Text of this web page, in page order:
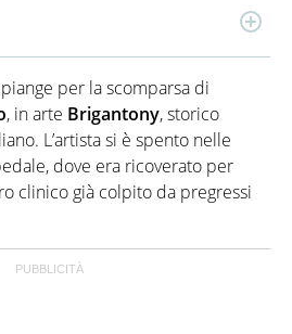
in Scienze della Comunicazione,
nelle redazioni sportive di
trasferirsi a Milano e lavorare per
per la scomparsa di
, in arte Brigantony, storico
L’artista si è spento nelle
dove era ricoverato per
clinico già colpito da pregressi